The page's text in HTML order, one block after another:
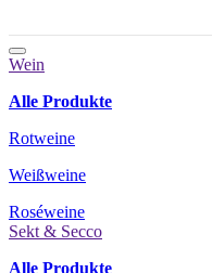
Wein
Alle Produkte
Rotweine
Weißweine
Roséweine
Sekt & Secco
Alle Produkte